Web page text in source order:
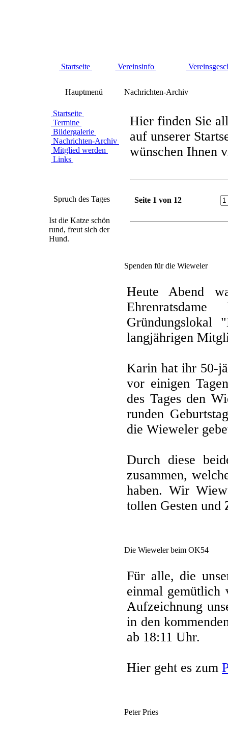
Startseite Vereinsinfo
Hauptmenü
Startseite
Termine
Bildergalerie
Nachrichten-Archiv
Mitglied werden
Links
Spruch des Tages
Ist die Katze schön
rund, freut sich der
Hund.
Nachrichten-Archiv
Hier finden Sie
auf unserer
wünschen Ihnen
Seite 1 von 12
Spenden für die Wieweler
Heute Abend
Gründungslokal
langjährigen
Karin hat ihr 50-
vor einigen
des Tages den
runden
die Wieweler
Durch diese
zusammen,
haben. Wir
tollen Gesten und
Die Wieweler beim OK54
Für alle, die
einmal gemütlich
Aufzeichnung
in den
ab 18:11 Uhr.
Hier geht es zum
Peter Pries